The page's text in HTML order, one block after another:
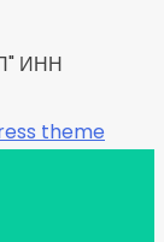
ИНН
theme